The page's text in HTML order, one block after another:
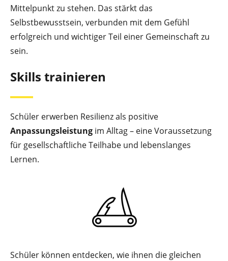
Mittelpunkt zu stehen. Das stärkt das
Selbstbewusstsein, verbunden mit dem Gefühl
erfolgreich und wichtiger Teil einer Gemeinschaft zu
sein.
Skills trainieren
Schüler erwerben Resilienz als positive
Anpassungsleistung im Alltag – eine Voraussetzung
für gesellschaftliche Teilhabe und lebenslanges
Lernen.
Schüler können entdecken, wie ihnen die gleichen